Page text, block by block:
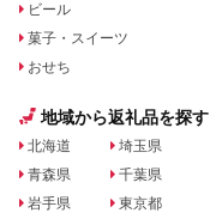
ビール
菓子・スイーツ
おせち
地域から返礼品を探す
北海道
青森県
岩手県
埼玉県
千葉県
東京都